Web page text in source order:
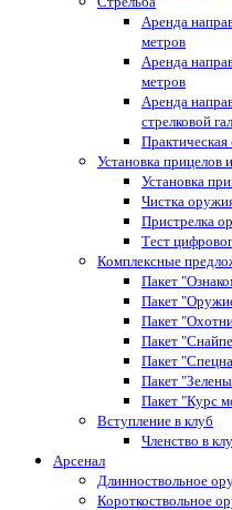
Аренда
метров
Аренда
метров
Аренда
стрелковой
Практическая
Установка прицелов
Установка
Чистка
Пристрелка
Тест
Комплексные
Пакет
Пакет
Пакет
Пакет
Пакет
Пакет
Пакет "Курс
Вступление в клуб
Членство в
Арсенал
Длинноствольное
Короткоствольное